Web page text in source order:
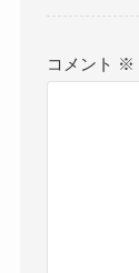
コメント ※